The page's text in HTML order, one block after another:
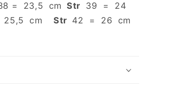
= 23,5 cm Str 39 = 24
25,5 cmStr 42 = 26 cm